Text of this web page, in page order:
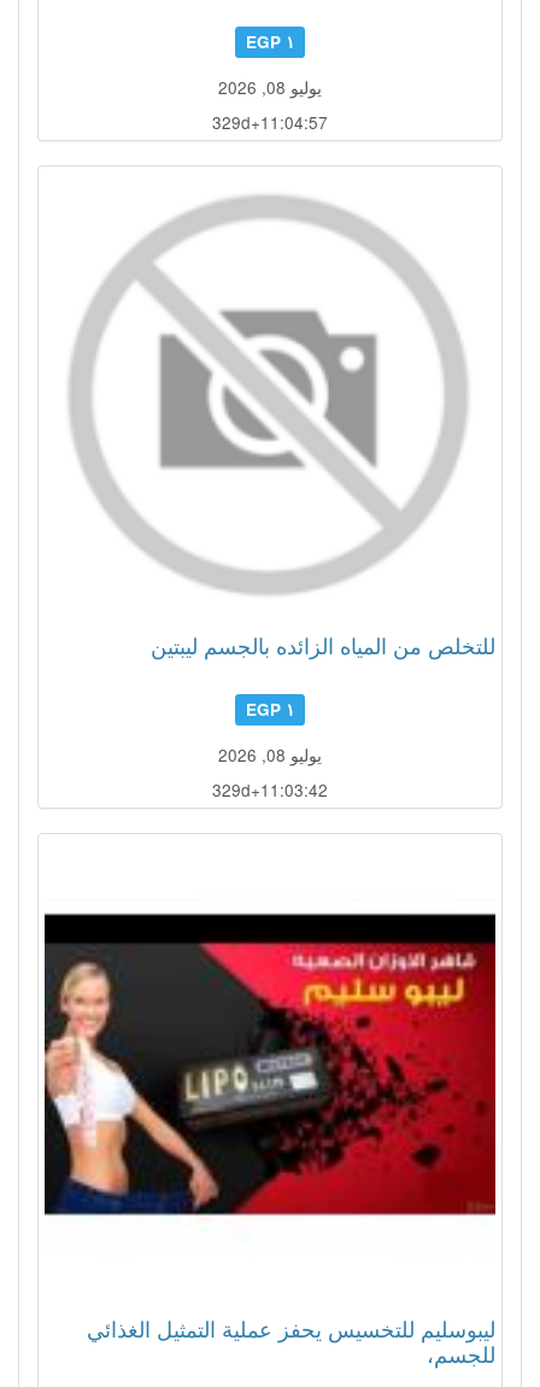
١ EGP
يوليو 08, 2026
329d+11:04:54
للتخلص من المياه الزائده بالجسم ليبتين
١ EGP
يوليو 08, 2026
329d+11:03:39
ليبوسليم للتخسيس يحفز عملية التمثيل الغذائي
للجسم،